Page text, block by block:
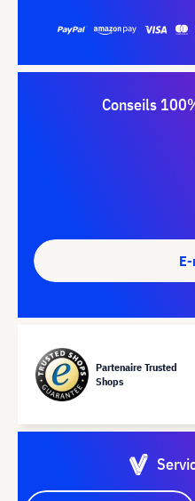
Conseils
Partenaire Trusted
Shops